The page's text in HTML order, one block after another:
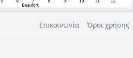
Επικοινωνία Όροι χρήσης